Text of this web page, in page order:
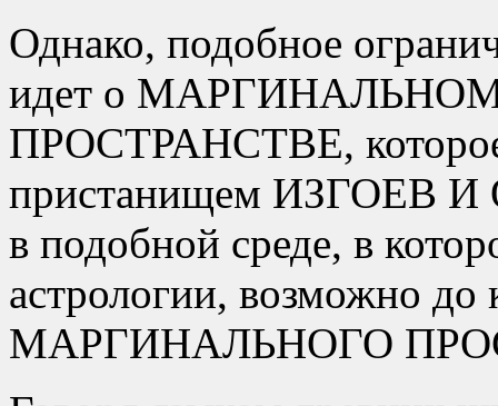
Однако, подобное
идет о
ПРОСТРАНСТВЕ, которое
пристанищем ИЗГОЕВ
в подобной среде, в
астрологии, возможно до
МАРГИНАЛЬНОГО